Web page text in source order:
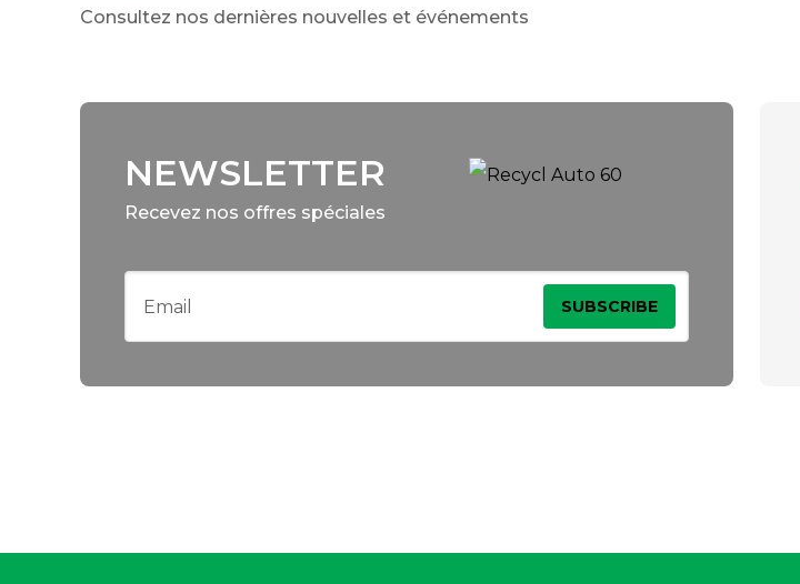
Consultez nos dernières nouvelles et événements
NEWSLETTER
Recevez nos offres spéciales